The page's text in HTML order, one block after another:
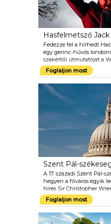
Hasfelmetsző Jack
Fedezze fel a hírhedt
egy gerinc-hűvös
szakértői útmutatóját a
megvilágított utcáin, és
egyik leghírhedtebb
zavaró meséket és
Tekintse meg a
innovatív RIPPER-
Foglaljon most
Szent Pál-
A 17. századi Szent Pál-
hegyen a főváros egyik
híres Sir Christopher
1962-ig London
az érintőképernyős
tegyen egy vezetett túrát
megismeréséhez, vagy
Foglaljon most